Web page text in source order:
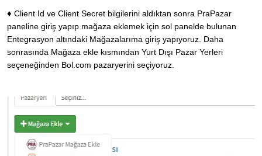
♦ Client Id ve Client Secret bilgilerini aldıktan sonra PraPazar
paneline giriş yapıp mağaza eklemek için sol panelde bulunan
Entegrasyon altındaki Mağazalarıma giriş yapıyoruz. Daha
sonrasında Mağaza ekle kısmından Yurt Dışı Pazar Yerleri
seçeneğinden Bol.com pazaryerini seçiyoruz.